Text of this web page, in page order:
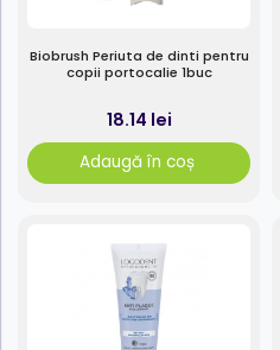
Biobrush Periuta de dinti pentru
copii portocalie 1buc
18.14 lei
Adaugă în coș